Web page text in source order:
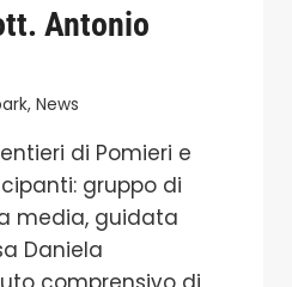
Antonio
, News
di Pomieri e
gruppo di
media, guidata
Daniela